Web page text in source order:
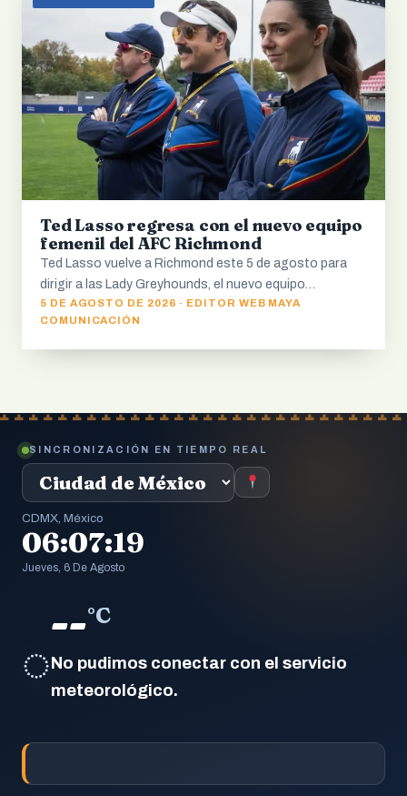
Ted Lasso regresa con el nuevo equipo
femenil del AFC Richmond
Ted Lasso vuelve a Richmond este 5 de agosto para
dirigir a las Lady Greyhounds, el nuevo equipo…
5 DE AGOSTO DE 2026 · EDITOR WEB MAYA
COMUNICACIÓN
SINCRONIZACIÓN EN TIEMPO REAL
CDMX, México
06:07:20
Jueves, 6 De Agosto
◌
--°C
No pudimos conectar con el servicio
meteorológico.